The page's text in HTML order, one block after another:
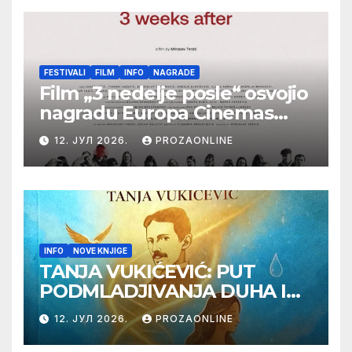
samizdat)
FESTIVALI FILM INFO NAGRADE
Film „3 nedelje posle“ osvojio
nagradu Europa Cinemas
Label na Filmskom festivalu
u Karlovim Varima
12. ЈУЛ 2026. PROZAONLINE
INFO NOVE KNJIGE
TANJA VUKIĆEVIĆ: PUT
PODMLADJIVANJA DUHA I
TELA SA TESLOM
12. ЈУЛ 2026. PROZAONLINE